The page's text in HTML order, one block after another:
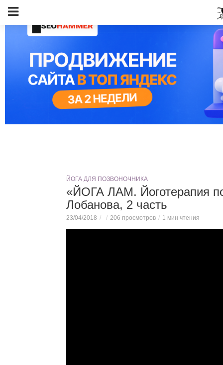
ЙОГА ДЛЯ ПОЗВОНОЧНИКА
«ЙОГА ЛАМ. Йоготерапия
Лобанова, 2 часть
23/04/2018 206 просмотров 1 мин чтения